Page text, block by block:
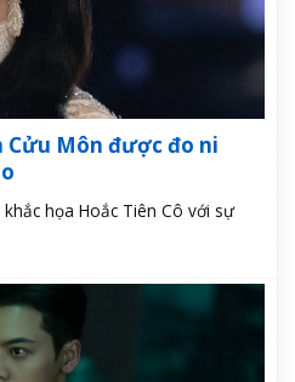
Cửu Môn được đo ni
họa Hoắc Tiên Cô với sự